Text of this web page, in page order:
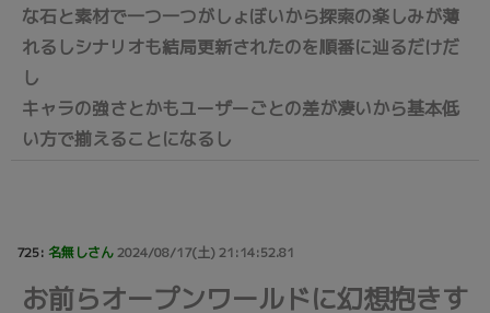
な石と素材で一つ一つがしょぼいから探索の楽しみが薄
れるしシナリオも結局更新されたのを順番に辿るだけだ
し
キャラの強さとかもユーザーごとの差が凄いから基本低
い方で揃えることになるし
725: 名無しさん2024/08/17(土) 21:14:52.81
お前らオープンワールドに幻想抱きす